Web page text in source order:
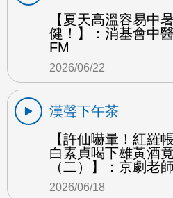
【夏天高溫容易中
健！】：消基會中
FM
2026/06/22
漢聲下午茶
【許仙嚇暈！紅羅
白素貞喝下雄黃酒
（二）】：京劇老
2026/06/18